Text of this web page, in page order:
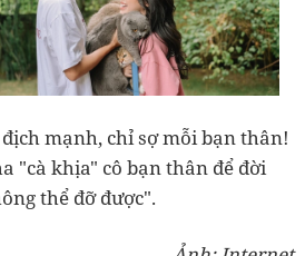
mạnh, chỉ sợ mỗi bạn thân!
"cà khịa" cô bạn thân để đời
thể đỡ được".